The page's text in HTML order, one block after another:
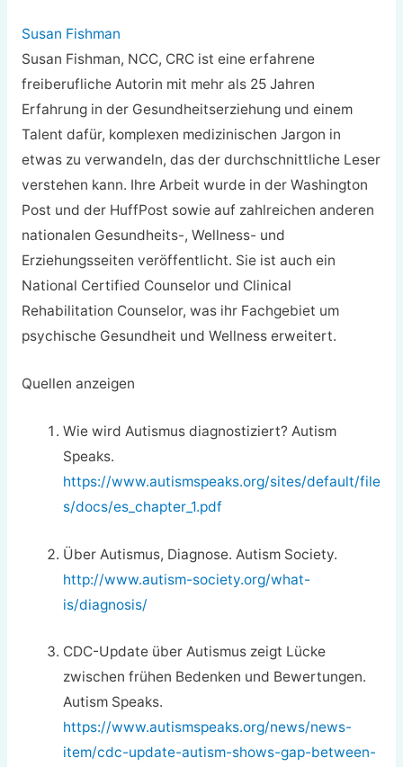
Susan Fishman
Susan Fishman, NCC, CRC ist eine erfahrene
freiberufliche Autorin mit mehr als 25 Jahren
Erfahrung in der Gesundheitserziehung und einem
Talent dafür, komplexen medizinischen Jargon in
etwas zu verwandeln, das der durchschnittliche Leser
verstehen kann. Ihre Arbeit wurde in der Washington
Post und der HuffPost sowie auf zahlreichen anderen
nationalen Gesundheits-, Wellness- und
Erziehungsseiten veröffentlicht. Sie ist auch ein
National Certified Counselor und Clinical
Rehabilitation Counselor, was ihr Fachgebiet um
psychische Gesundheit und Wellness erweitert.
Quellen anzeigen
Wie wird Autismus diagnostiziert? Autism
Speaks.
https://www.autismspeaks.org/sites/default/file
s/docs/es_chapter_1.pdf
Über Autismus, Diagnose. Autism Society.
http://www.autism-society.org/what-
is/diagnosis/
CDC-Update über Autismus zeigt Lücke
zwischen frühen Bedenken und Bewertungen.
Autism Speaks.
https://www.autismspeaks.org/news/news-
item/cdc-update-autism-shows-gap-between-